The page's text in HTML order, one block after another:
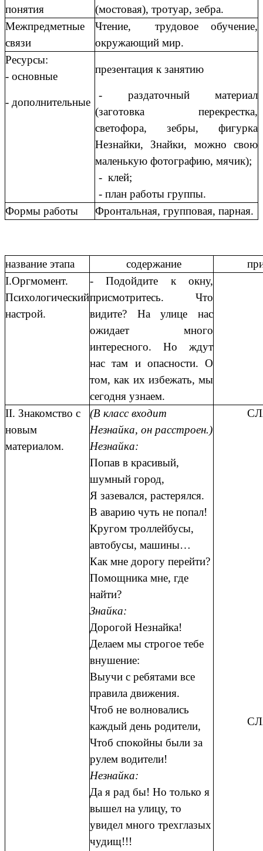
понятия
(мостовая), тротуар, зебра.
Межпредметные
связи
Чтение, трудовое обучение,
окружающий мир.
Ресурсы:
- основные
- дополнительные
презентация к занятию
- раздаточный материал
(заготовка перекрестка,
светофора, зебры, фигурка
Незнайки, Знайки, можно свою
маленькую фотографию, мячик);
- клей;
- план работы группы.
Формы работы
Фронтальная, групповая, парная.
название этапа содержание
I.Оргмомент.
Психологический
настрой.
- Подойдите к окну,
присмотритесь. Что
видите? На улице нас
ожидает много
интересного. Но ждут
нас там и опасности. О
том, как их избежать, мы
сегодня узнаем.
II. Знакомство с
новым
материалом.
(В класс входит
Незнайка, он расстроен.)
Незнайка:
Попав в красивый,
шумный город,
Я зазевался, растерялся.
В аварию чуть не попал!
Кругом троллейбусы,
автобусы, машины…
Как мне дорогу перейти?
Помощника мне, где
найти?
Знайка:
Дорогой Незнайка!
Делаем мы строгое тебе
внушение:
Выучи с ребятами все
правила движения.
Чтоб не волновались
каждый день родители,
Чтоб спокойны были за
рулем водители!
Незнайка:
Да я рад бы! Но только я
вышел на улицу, то
увидел много трехглазых
чудищ!!!